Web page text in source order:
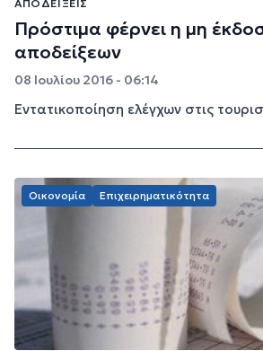
ΑΠΟΔΕΊΞΕΙΣ
Πρόστιμα φέρνει η μη
αποδείξεων
08 Ιουλίου 2016 - 06:14
Εντατικοποίηση ελέγχων στις
Οικονομία Επιχειρηματικότητα